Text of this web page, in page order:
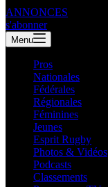
ANNONCES
s'abonner
Menu
Pros
Nationales
Fédérales
Régionales
Féminines
Jeunes
Esprit Rugby
Photos & Vidéos
Podcasts
Classements